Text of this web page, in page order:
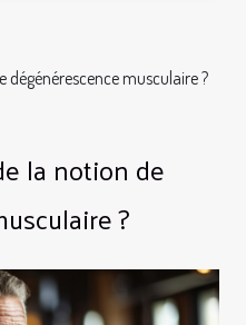
musculaire ?
la notion de
?